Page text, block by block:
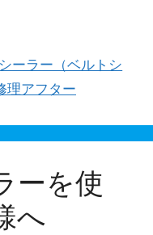
ーラー（ベルトシ
理アフター
ーを使
へ